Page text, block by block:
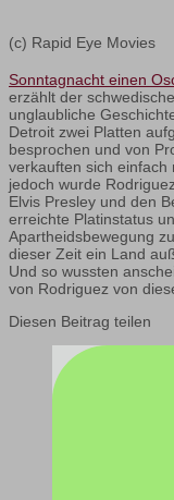
(c) Rapid Eye Movies
Sonntagnacht einen
erzählt der
unglaubliche
Detroit zwei Platten
besprochen und von
verkauften sich einfach
jedoch wurde
Elvis Presley und den
erreichte Platinstatus
Apartheidsbewegung
dieser Zeit ein Land
Und so wussten
von Rodriguez von
Diesen Beitrag teilen